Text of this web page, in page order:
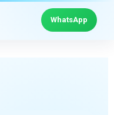
WhatsApp